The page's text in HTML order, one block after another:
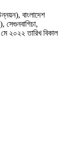
বাংলাদেশ
সেগুনবাগিচা,
২০২২ তারিখ বিকাল